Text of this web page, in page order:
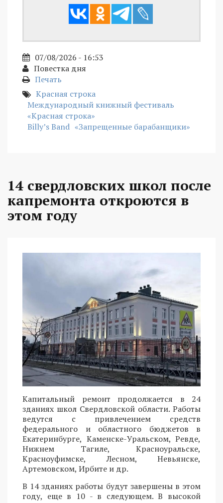
07/08/2026 - 16:53
Повестка дня
Печать
Красная строка
Международный книжный фестиваль
«Красная строка»
Billy’s Band «Запрещенные барабанщики»
14 свердловских школ после
капремонта откроются в
этом году
Капитальный ремонт продолжается в 24
зданиях школ Свердловской области. Работы
ведутся с привлечением средств
федерального и областного бюджетов в
Екатеринбурге, Каменске-Уральском, Ревде,
Нижнем Тагиле, Красноуральске,
Красноуфимске, Лесном, Невьянске,
Артемовском, Ирбите и др.
В 14 зданиях работы будут завершены в этом
году, еще в 10 - в следующем. В высокой